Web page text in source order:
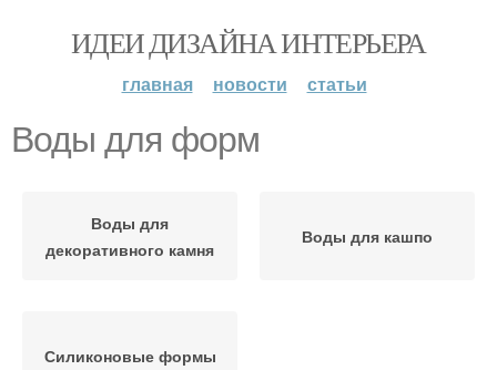
ИДЕИ ДИЗАЙНА ИНТЕРЬЕРА
главная новости статьи
Воды для форм
Воды для
декоративного камня
Воды для кашпо
Силиконовые формы